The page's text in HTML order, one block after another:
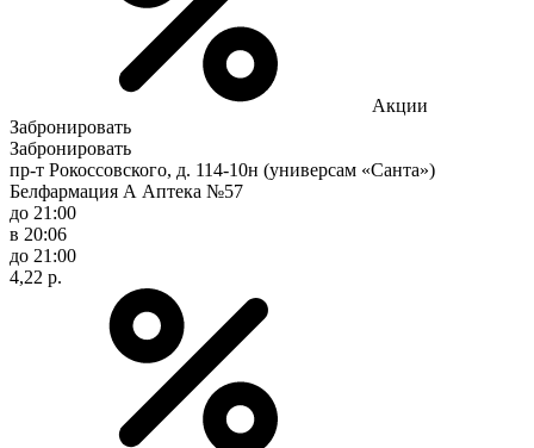
Акции
Забронировать
Забронировать
пр-т Рокоссовского, д. 114-10н (универсам «Санта»)
Белфармация А Аптека №57
до 21:00
в 20:06
до 21:00
4,22 р.